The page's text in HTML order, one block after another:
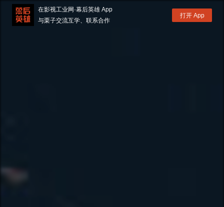
在影视工业网·幕后英雄 App
与栗子交流互学、联系合作
打开 App